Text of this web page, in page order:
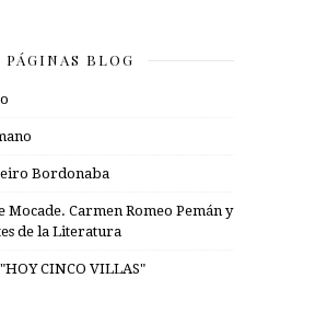
PÁGINAS BLOG
Bordonaba
Mocade. Carmen Romeo Pemán y
de la Literatura
CINCO VILLAS"